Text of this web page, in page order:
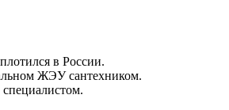
в России.
ЖЭУ сантехником.